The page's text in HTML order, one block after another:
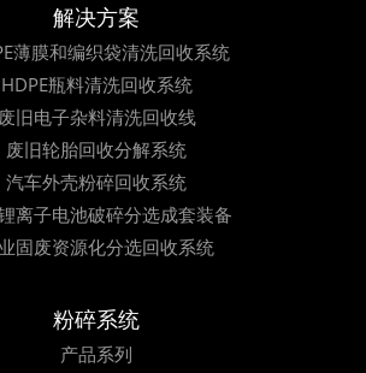
解决方案
薄膜和编织袋清洗回收系统
HDPE瓶料清洗回收系统
废旧电子杂料清洗回收线
废旧轮胎回收分解系统
汽车外壳粉碎回收系统
离子电池破碎分选成套装备
固废资源化分选回收系统
粉碎系统
产品系列